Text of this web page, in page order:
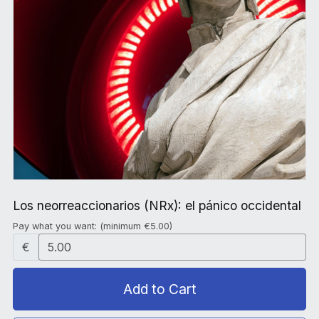
Los neorreaccionarios (NRx): el pánico occidental
Pay what you want: (minimum €5.00)
€
Add to Cart